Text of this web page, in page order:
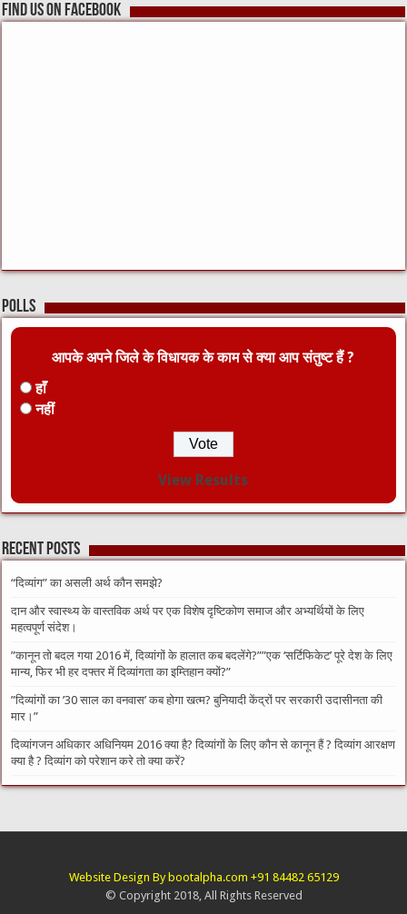
Find us on Facebook
Polls
आपके अपने जिले के विधायक के काम से क्या आप संतुष्ट हैं ?
हाँ
नहीं
View Results
Recent Posts
“दिव्यांग” का असली अर्थ कौन समझे?
दान और स्वास्थ्य के वास्तविक अर्थ पर एक विशेष दृष्टिकोण समाज और अभ्यर्थियों के लिए
महत्वपूर्ण संदेश।
​”कानून तो बदल गया 2016 में, दिव्यांगों के हालात कब बदलेंगे?”​”एक ‘सर्टिफिकेट’ पूरे देश के लिए
मान्य, फिर भी हर दफ्तर में दिव्यांगता का इम्तिहान क्यों?”
​”दिव्यांगों का ’30 साल का वनवास’ कब होगा खत्म? बुनियादी केंद्रों पर सरकारी उदासीनता की
मार।”
दिव्यांगजन अधिकार अधिनियम 2016 क्या है? दिव्यांगों के लिए कौन से कानून हैं ? दिव्यांग आरक्षण
क्या है ? दिव्यांग को परेशान करे तो क्या करें?
Website Design By bootalpha.com +91 84482 65129
© Copyright 2018, All Rights Reserved